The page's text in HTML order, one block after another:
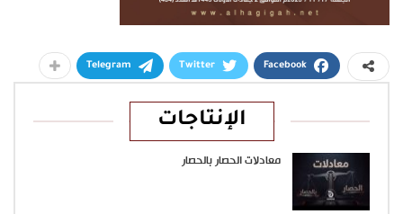
Facebook
Twitter
Telegram
الإنتاجات
معادلات الحصار بالحصار